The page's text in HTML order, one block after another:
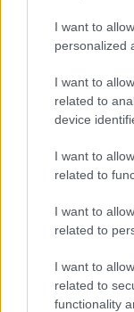
I want to
personalized
I want to
related to
device
I want to
related to
I want to
related to
I want to
related to
functionality
Így minden,
Le Monde
Demoris
Costa
című
ítélt ipari
ábrázolta.
bizonyára
néhai